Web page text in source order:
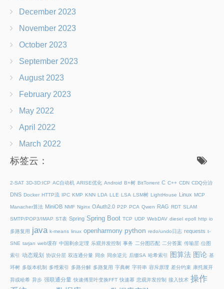
December 2023
November 2023
October 2023
September 2023
August 2023
February 2023
May 2022
April 2022
March 2022
标签云：
2-SAT 3D-3D:ICP AC自动机 ARISE优化 Android B+树 BitTorrent C C++ CDN CDQ分治
DNS Docker HTTP流 IPC KMP KNN LDA LLE LSA LSM树 LightHouse Linux MCP
Manacher算法 MiniOB NMF Nginx OAuth2.0 P2P PCA Qwen RAG RDT SLAM
SMTP/POP3/IMAP ST表 Spring Spring Boot TCP UDP WebDAV diesel epoll http io
多路复用 java k-means linux openharmony python redo/undo日志 requests t-
SNE tarjan web缓存 中国剩余定理 乐观并发控制 事务 二分图匹配 二分答案 传输层 位图
索引 动态规划 协议分层 双连通分量 同余 同余逆元 后缀SA 哈希索引 图算法 图论 基
环树 多版本机制 多维索引 多路分解 多路复用 字典树 字符串 容斥原理 差分约束 康托展开
异或哈希 异步 强联通分量 快速傅里叶变换FFT 快速幂 悲观并发控制 接入技术 操作